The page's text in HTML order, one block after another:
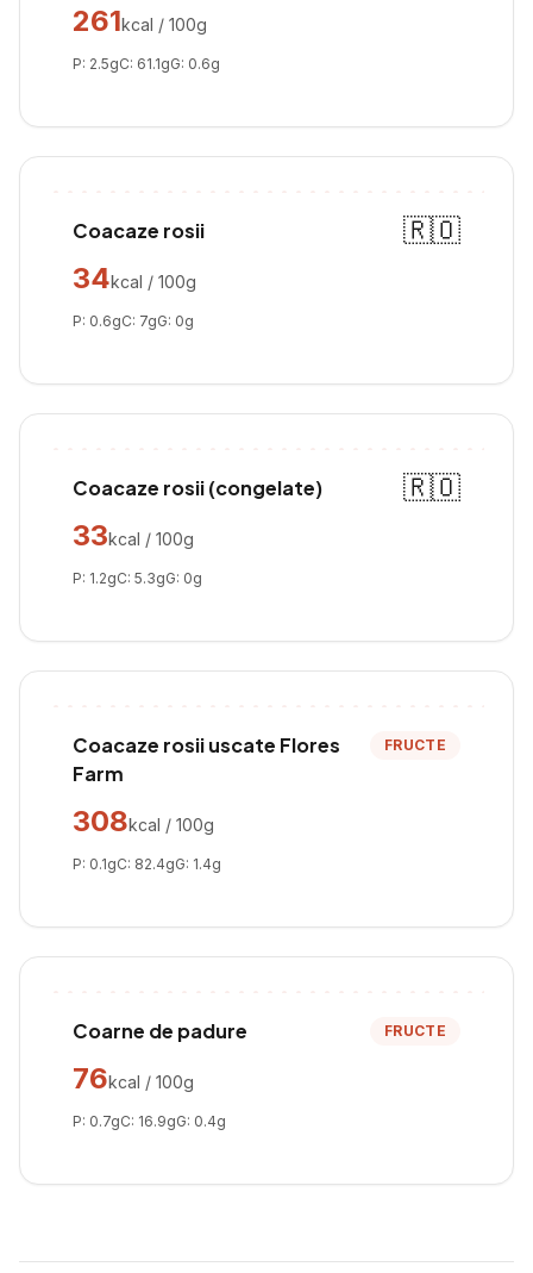
261kcal / 100g
P: 2.5gC: 61.1gG: 0.6g
Coacaze rosii
🇷🇴
34kcal / 100g
P: 0.6gC: 7gG: 0g
Coacaze rosii (congelate)
🇷🇴
33kcal / 100g
P: 1.2gC: 5.3gG: 0g
Coacaze rosii uscate Flores
Farm
FRUCTE
308kcal / 100g
P: 0.1gC: 82.4gG: 1.4g
Coarne de padure FRUCTE
76kcal / 100g
P: 0.7gC: 16.9gG: 0.4g